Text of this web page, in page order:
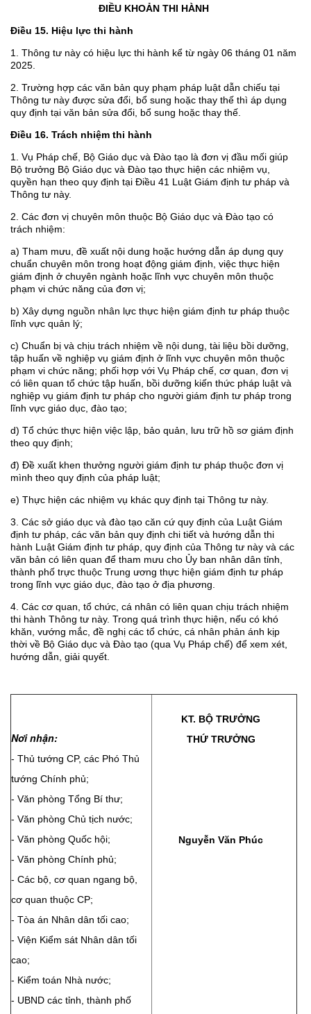
ĐIỀU KHOẢN THI HÀNH
Điều 15. Hiệu lực thi hành
1. Thông tư này có hiệu lực thi hành kể từ ngày 06 tháng 01 năm
2025.
2. Trường hợp các văn bản quy phạm pháp luật dẫn chiếu tại
Thông tư này được sửa đổi, bổ sung hoặc thay thế thì áp dụng
quy định tại văn bản sửa đổi, bổ sung hoặc thay thế.
Điều 16. Trách nhiệm thi hành
1. Vụ Pháp chế, Bộ Giáo dục và Đào tạo là đơn vị đầu mối giúp
Bộ trưởng Bộ Giáo dục và Đào tạo thực hiện các nhiệm vụ,
quyền hạn theo quy định tại Điều 41 Luật Giám định tư pháp và
Thông tư này.
2. Các đơn vị chuyên môn thuộc Bộ Giáo dục và Đào tạo có
trách nhiệm:
a) Tham mưu, đề xuất nội dung hoặc hướng dẫn áp dụng quy
chuẩn chuyên môn trong hoạt động giám định, việc thực hiện
giám định ở chuyên ngành hoặc lĩnh vực chuyên môn thuộc
phạm vi chức năng của đơn vị;
b) Xây dựng nguồn nhân lực thực hiện giám định tư pháp thuộc
lĩnh vực quản lý;
c) Chuẩn bị và chịu trách nhiệm về nội dung, tài liệu bồi dưỡng,
tập huấn về nghiệp vụ giám định ở lĩnh vực chuyên môn thuộc
phạm vi chức năng; phối hợp với Vụ Pháp chế, cơ quan, đơn vị
có liên quan tổ chức tập huấn, bồi dưỡng kiến thức pháp luật và
nghiệp vụ giám định tư pháp cho người giám định tư pháp trong
lĩnh vực giáo dục, đào tạo;
d) Tổ chức thực hiện việc lập, bảo quản, lưu trữ hồ sơ giám định
theo quy định;
đ) Đề xuất khen thưởng người giám định tư pháp thuộc đơn vị
mình theo quy định của pháp luật;
e) Thực hiện các nhiệm vụ khác quy định tại Thông tư này.
3. Các sở giáo dục và đào tạo căn cứ quy định của Luật Giám
định tư pháp, các văn bản quy định chi tiết và hướng dẫn thi
hành Luật Giám định tư pháp, quy định của Thông tư này và các
văn bản có liên quan để tham mưu cho Ủy ban nhân dân tỉnh,
thành phố trực thuộc Trung ương thực hiện giám định tư pháp
trong lĩnh vực giáo dục, đào tạo ở địa phương.
4. Các cơ quan, tổ chức, cá nhân có liên quan chịu trách nhiệm
thi hành Thông tư này. Trong quá trình thực hiện, nếu có khó
khăn, vướng mắc, đề nghị các tổ chức, cá nhân phản ánh kịp
thời về Bộ Giáo dục và Đào tạo (qua Vụ Pháp chế) để xem xét,
hướng dẫn, giải quyết.
Nơi nhận:
- Thủ tướng CP, các Phó Thủ
tướng Chính phủ;
- Văn phòng Tổng Bí thư;
- Văn phòng Chủ tịch nước;
- Văn phòng Quốc hội;
- Văn phòng Chính phủ;
- Các bộ, cơ quan ngang bộ,
cơ quan thuộc CP;
- Tòa án Nhân dân tối cao;
- Viện Kiểm sát Nhân dân tối
cao;
- Kiểm toán Nhà nước;
- UBND các tỉnh, thành phố
KT. BỘ TRƯỞNG
THỨ TRƯỞNG
Nguyễn Văn Phúc